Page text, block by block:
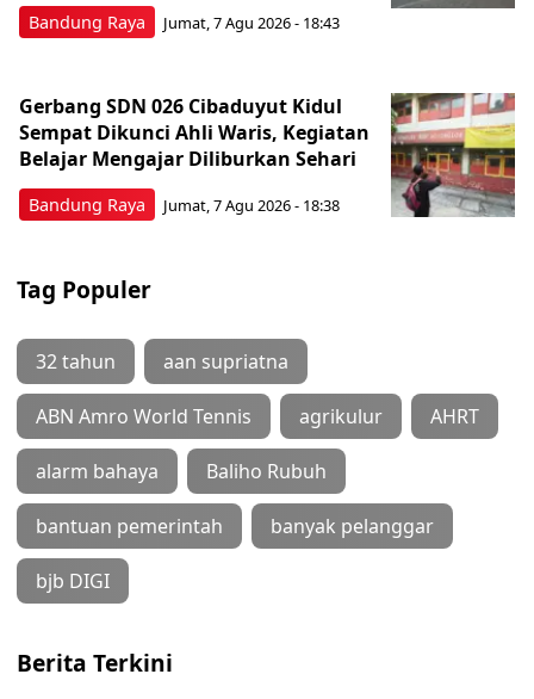
Bandung Raya Jumat, 7 Agu 2026 - 18:43
Bandung Raya
Gerbang SDN 026 Cibaduyut Kidul
Sempat Dikunci Ahli Waris, Kegiatan
Belajar Mengajar Diliburkan Sehari
Jumat, 7 Agu 2026 - 18:38
Tag Populer
32 tahun aan supriatna
ABN Amro World Tennis agrikulur AHRT
alarm bahaya Baliho Rubuh
bantuan pemerintah banyak pelanggar
bjb DIGI
Berita Terkini